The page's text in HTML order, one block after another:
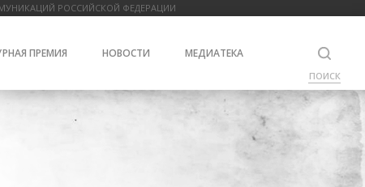
РОССИЙСКОЙ ФЕДЕРАЦИИ
ПРЕМИЯ НОВОСТИ МЕДИАТЕКА
ПОИСК